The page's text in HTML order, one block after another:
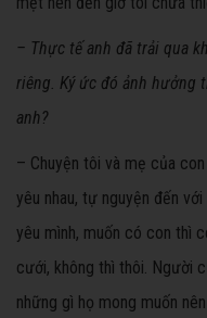
– Thực tế anh đã trải qua
riêng. Ký ức đó ảnh hưởng
anh?
– Chuyện tôi và mẹ của
yêu nhau, tự nguyện đến
yêu mình, muốn có con thì
cưới, không thì thôi. Người
những gì họ mong muốn